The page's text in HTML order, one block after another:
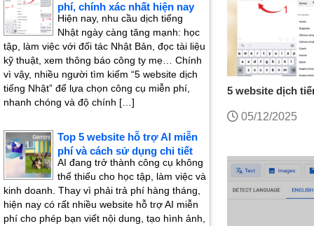
5 website dịch
05/12/2025
phí, chính xác nhất hiện nay
Hiện nay, nhu cầu dịch tiếng
Nhật ngày càng tăng mạnh: học
tập, làm việc với đối tác Nhật Bản, đọc tài liệu
kỹ thuật, xem thông báo công ty mẹ… Chính
vì vậy, nhiều người tìm kiếm “5 website dịch
tiếng Nhật” để lựa chọn công cụ miễn phí,
nhanh chóng và độ chính […]
Top 5 website hỗ trợ AI miễn
phí và cách sử dụng chi tiết
AI đang trở thành công cụ không
thể thiếu cho học tập, làm việc và
kinh doanh. Thay vì phải trả phí hàng tháng,
hiện nay có rất nhiều website hỗ trợ AI miễn
phí cho phép bạn viết nội dung, tạo hình ảnh,